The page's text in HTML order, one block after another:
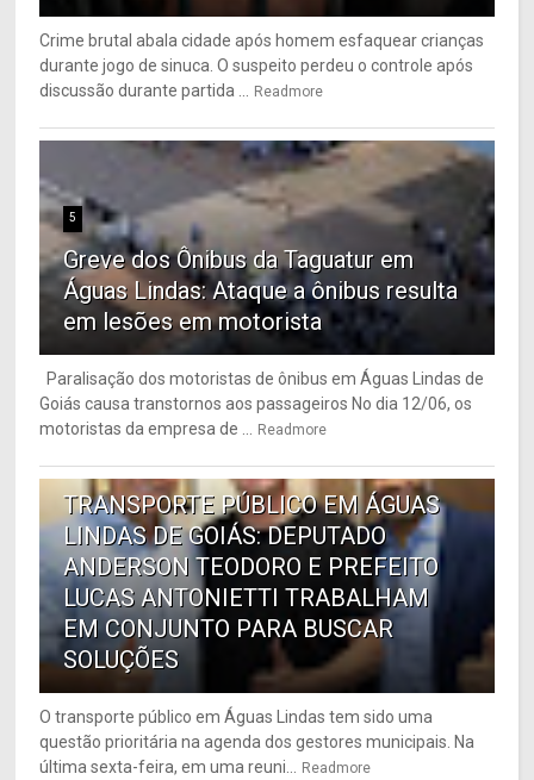
Crime brutal abala cidade após homem esfaquear crianças
durante jogo de sinuca. O suspeito perdeu o controle após
discussão durante partida ... Readmore
5
Greve dos Ônibus da Taguatur em
Águas Lindas: Ataque a ônibus resulta
em lesões em motorista
Paralisação dos motoristas de ônibus em Águas Lindas de
Goiás causa transtornos aos passageiros No dia 12/06, os
motoristas da empresa de ... Readmore
6
TRANSPORTE PÚBLICO EM ÁGUAS
LINDAS DE GOIÁS: DEPUTADO
ANDERSON TEODORO E PREFEITO
LUCAS ANTONIETTI TRABALHAM
EM CONJUNTO PARA BUSCAR
SOLUÇÕES
O transporte público em Águas Lindas tem sido uma
questão prioritária na agenda dos gestores municipais. Na
última sexta-feira, em uma reuni... Readmore